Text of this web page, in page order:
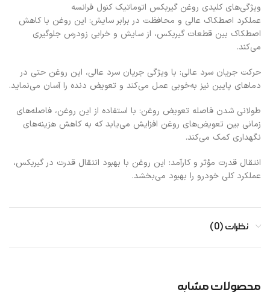
ویژگی‌های کلیدی روغن گیربکس اتوماتیک کنول فرانسه
عملکرد اصطکاک عالی و محافظت در برابر سایش: این روغن با کاهش
اصطکاک بین قطعات گیربکس، از سایش و خرابی زودرس جلوگیری
می‌کند.​
حرکت جریان سرد عالی: با ویژگی جریان سرد عالی، این روغن حتی در
دماهای پایین نیز به‌خوبی عمل می‌کند و تعویض دنده را آسان می‌نماید.​
طولانی شدن فاصله تعویض روغن: با استفاده از این روغن، فاصله‌های
زمانی بین تعویض‌های روغن افزایش می‌یابد که به کاهش هزینه‌های
نگهداری کمک می‌کند.​
انتقال قدرت مؤثر و کارآمد: این روغن با بهبود انتقال قدرت در گیربکس،
عملکرد کلی خودرو را بهبود می‌بخشد.​
نظرات (0)
محصولات مشابه